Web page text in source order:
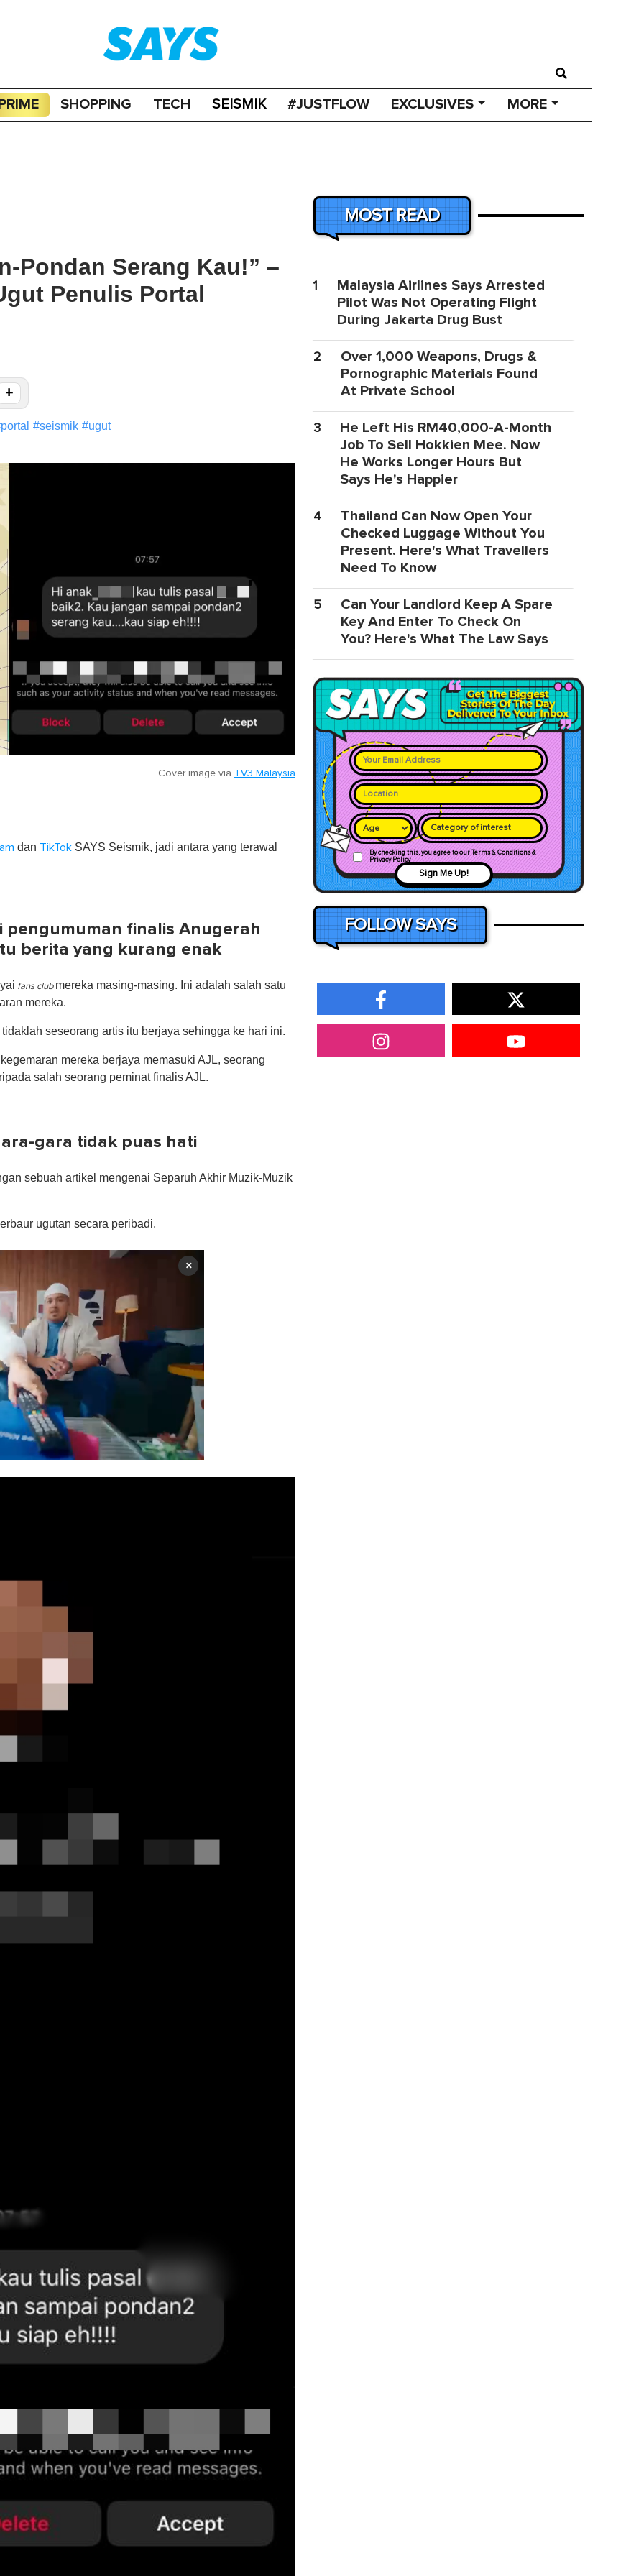
SHOPPING TECH SEISMIK #JUSTFLOW EXCLUSIVES MORE
Pondan Serang Kau!” –
Penulis Portal
+
portal #seismik #ugut
Cover image via TV3 Malaysia
dan TikTok SAYS Seismik, jadi antara yang terawal
pengumuman finalis Anugerah
berita yang kurang enak
fans club mereka masing-masing. Ini adalah salah satu
mereka.
seseorang artis itu berjaya sehingga ke hari ini.
mereka berjaya memasuki AJL, seorang
salah seorang peminat finalis AJL.
gara tidak puas hati
sebuah artikel mengenai Separuh Akhir Muzik-Muzik
ugutan secara peribadi.
×
MOST READ
1
Malaysia Airlines Says Arrested
Pilot Was Not Operating Flight
During Jakarta Drug Bust
2
Over 1,000 Weapons, Drugs &
Pornographic Materials Found
At Private School
3
He Left His RM40,000-A-Month
Job To Sell Hokkien Mee. Now
He Works Longer Hours But
Says He's Happier
4
Thailand Can Now Open Your
Checked Luggage Without You
Present. Here's What Travellers
Need To Know
5
Can Your Landlord Keep A Spare
Key And Enter To Check On
You? Here's What The Law Says
Category of interest
By checking this, you agree to our Terms & Conditions &
Privacy Policy
Sign Me Up!
FOLLOW SAYS